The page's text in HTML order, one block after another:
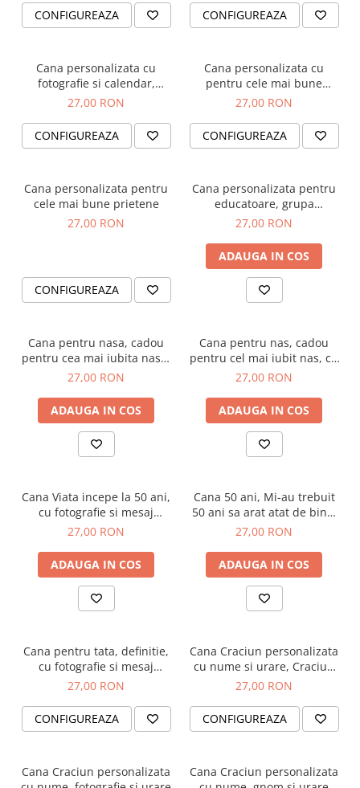
CONFIGUREAZA
Craciun
CONFIGUREAZA
Cana personalizata cu
fotografie si calendar,
pentru cuplu
27,00 RON
CONFIGUREAZA
Cana personalizata cu
pentru cele mai bune
surori, Big sis, lil sis
27,00 RON
CONFIGUREAZA
Cana personalizata pentru
cele mai bune prietene
27,00 RON
CONFIGUREAZA
Cana personalizata pentru
educatoare, grupa
albinutelor
27,00 RON
ADAUGA IN COS
Cana pentru nasa, cadou
pentru cea mai iubita nasa,
cu mesaj special pe spate
27,00 RON
ADAUGA IN COS
Cana pentru nas, cadou
pentru cel mai iubit nas, cu
mesaj special pe spate
27,00 RON
ADAUGA IN COS
Cana Viata incepe la 50 ani,
cu fotografie si mesaj
personalizat
27,00 RON
ADAUGA IN COS
Cana 50 ani, Mi-au trebuit
50 ani sa arat atat de bine,
cu fotografie si mesaj
27,00 RON
ADAUGA IN COS
Cana pentru tata, definitie,
cu fotografie si mesaj
personalizat
27,00 RON
CONFIGUREAZA
Cana Craciun personalizata
cu nume si urare, Craciun
Fericit, cu gnom si brad de
27,00 RON
CONFIGUREAZA
Cana Craciun personalizata
Cana Craciun personalizata